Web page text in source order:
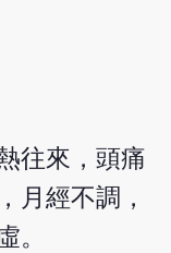
往來，頭痛
月經不調，
。